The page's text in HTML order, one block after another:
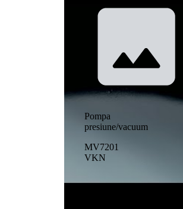
Pompa
presiune/vacuum
MV7201
VKN